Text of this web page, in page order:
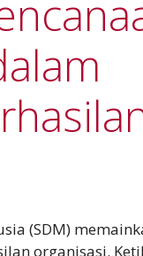
(SDM)
organisasi.